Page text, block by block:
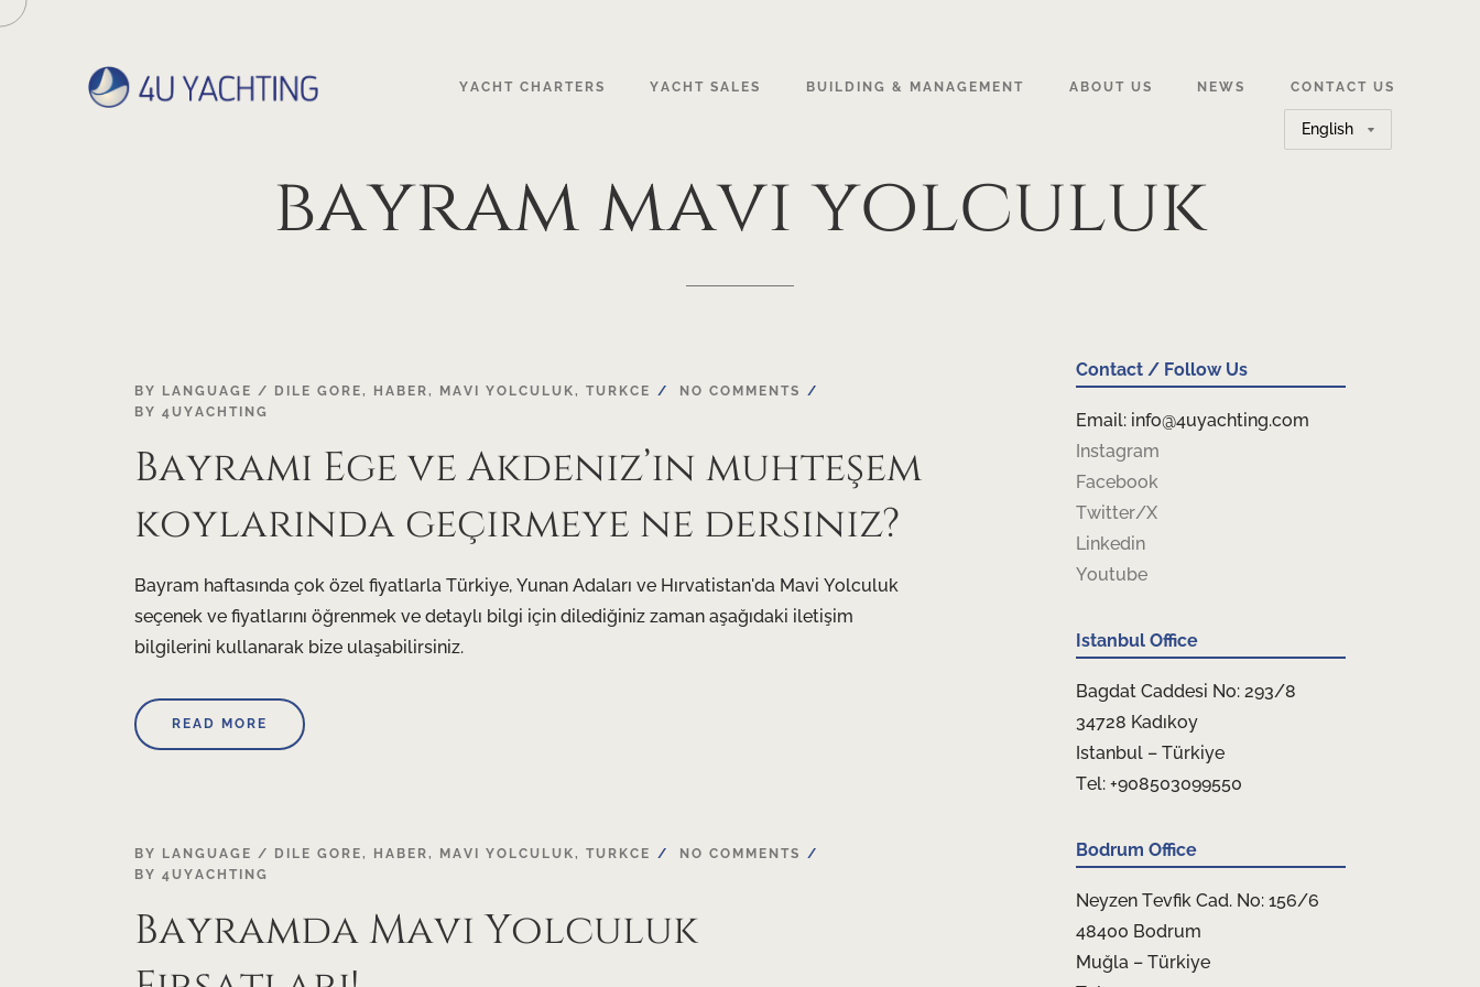
Choose
a
YACHT CHARTERS YACHT SALES BUILDING & MANAGEMENT ABOUT US NEWS CONTACT US
bayrammavi yolculuk
04
BY LANGUAGE / DILE GORE, HABER, MAVI YOLCULUK, TURKCE
NO COMMENTS
BY 4UYACHTING
Bayramı Ege ve Akdeniz’in muhteşem
koylarında geçirmeye ne dersiniz?
Bayram haftasında çok özel fiyatlarla Türkiye, Yunan Adaları ve Hırvatistan'da Mavi Yolculuk
seçenek ve fiyatlarını öğrenmek ve detaylı bilgi için dilediğiniz zaman aşağıdaki iletişim
bilgilerini kullanarak bize ulaşabilirsiniz.
READ MORE
08
BY LANGUAGE / DILE GORE, HABER, MAVI YOLCULUK, TURKCE
NO COMMENTS
BY 4UYACHTING
Bayramda Mavi Yolculuk
Contact / Follow Us
Email: info@4uyachting.com
Instagram
Facebook
Twitter/X
Linkedin
Youtube
Istanbul Office
Bagdat Caddesi No: 293/8
34728 Kadıkoy
Istanbul – Türkiye
Tel: +908503099550
Bodrum Office
Neyzen Tevfik Cad. No: 156/6
48400 Bodrum
Muğla – Türkiye